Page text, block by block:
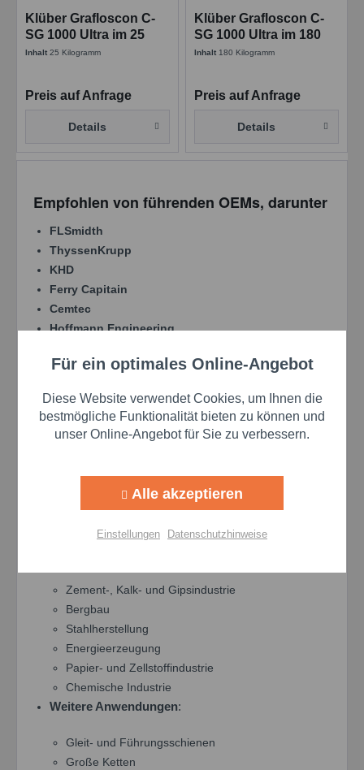
Klüber Grafloscon C-
SG 1000 Ultra im 25
KG/HO
Inhalt25 Kilogramm
Preis auf Anfrage
Details
Klüber Grafloscon C-
SG 1000 Ultra im 180
KG/Fass
Inhalt 180 Kilogramm
Preis auf Anfrage
Details
Empfohlen von führenden OEMs, darunter
FLSmidth
ThyssenKrupp
KHD
Ferry Capitain
Cemtec
Hoffmann Engineering
Anwendungsgebiete der
GRAFLOSCON C-SG ULTRA-Reihe
Offene Großantriebe:
Rohrmühlen
Rohrkühler
Zement-, Kalk- und Gipsindustrie
Bergbau
Stahlherstellung
Energieerzeugung
Papier- und Zellstoffindustrie
Chemische Industrie
Weitere Anwendungen:
Gleit- und Führungsschienen
Große Ketten
Funktionale Aktiv
Marketing Aktiv
Personalisierung Aktiv
Für ein optimales Online-Angebot
Diese Website verwendet Cookies, um Ihnen die
bestmögliche Funktionalität bieten zu können und
unser Online-Angebot für Sie zu verbessern.
Alle akzeptieren
Einstellungen Datenschutzhinweise